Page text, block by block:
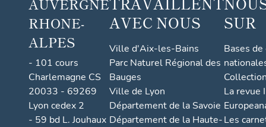
RHONE-
ALPES
- 101 cours
Charlemagne CS
20033 - 69269
Lyon cedex 2
- 59 bd L. Jouhaux
AVEC NOUS
Ville d'Aix-les-Bains
Parc Naturel Régional des
Bauges
Ville de Lyon
Département de la Savoie
Département de la Haute-
SUR
Bases
La revue
Les